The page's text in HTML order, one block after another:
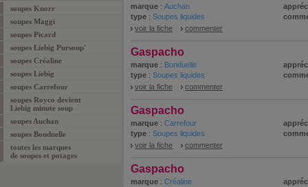
soupes Knorr
soupes Maggi
soupes Picard
soupes Liebig Pursoup'
soupes Créaline
soupes Liebig
soupes Carrefour
soupes Royco devient
Liebig minute soup
soupes Auchan
soupes Bonduelle
toutes les marques
de soupes et potages
marque : Auchan
type : Soupes liquides
voir la fiche
commenter
Gaspacho
marque : Bonduelle
type : Soupes liquides
voir la fiche
commenter
Gaspacho
marque : Carrefour
type : Soupes liquides
voir la fiche
commenter
Gaspacho
marque : Créaline